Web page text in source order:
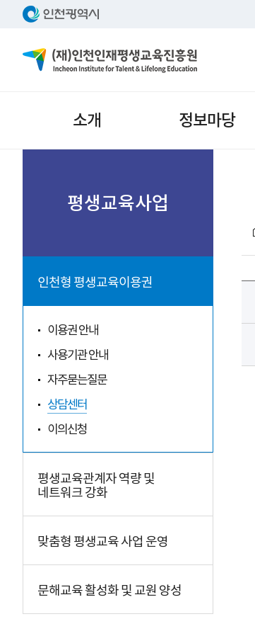
소개 정보마당
평생교육사업
인천형 평생교육이용권
이용권 안내
사용기관 안내
자주묻는질문
상담센터
이의신청
평생교육관계자 역량 및
네트워크 강화
맞춤형 평생교육 사업 운영
문해교육 활성화 및 교원 양성